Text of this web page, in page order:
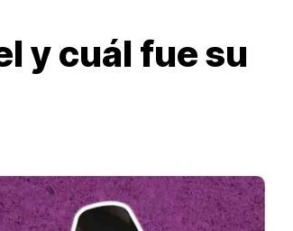
y cuál fue su